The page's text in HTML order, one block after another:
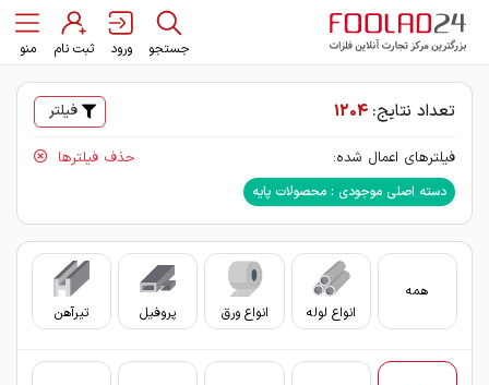
جستجو ورود ثبت نام منو
تعداد نتایج: 1204 فیلتر
فیلترهای اعمال شده: حذف فیلترها
دسته اصلی موجودی : محصولات پایه
همه
انواع لوله
انواع ورق پروفیل تیرآهن